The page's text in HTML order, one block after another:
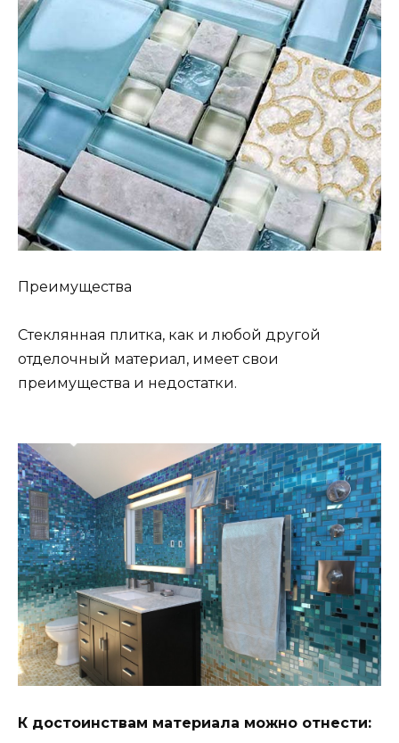
Преимущества
Стеклянная плитка, как и любой другой
отделочный материал, имеет свои
преимущества и недостатки.
К достоинствам материала можно отнести: